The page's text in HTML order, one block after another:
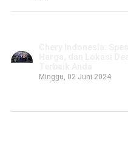
Minggu, 02 Juni 2024